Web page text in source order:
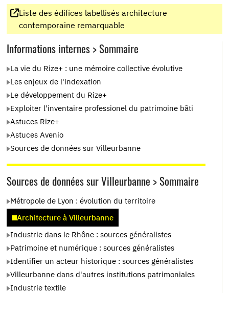
Liste des édifices labellisés architecture
contemporaine remarquable
Informations internes > Sommaire
La vie du Rize+ : une mémoire collective évolutive
Les enjeux de l'indexation
Le développement du Rize+
Exploiter l'inventaire professionel du patrimoine bâti
Astuces Rize+
Astuces Avenio
Sources de données sur Villeurbanne
Sources de données sur Villeurbanne > Sommaire
Métropole de Lyon : évolution du territoire
Architecture à Villeurbanne
Industrie dans le Rhône : sources généralistes
Patrimoine et numérique : sources généralistes
Identifier un acteur historique : sources généralistes
Villeurbanne dans d'autres institutions patrimoniales
Industrie textile